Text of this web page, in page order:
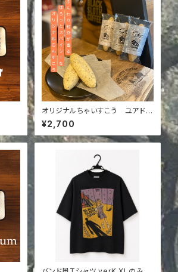
オリジナルちゃいすこう ユアドリ
ップ 5p ギフトボックス
¥2,700